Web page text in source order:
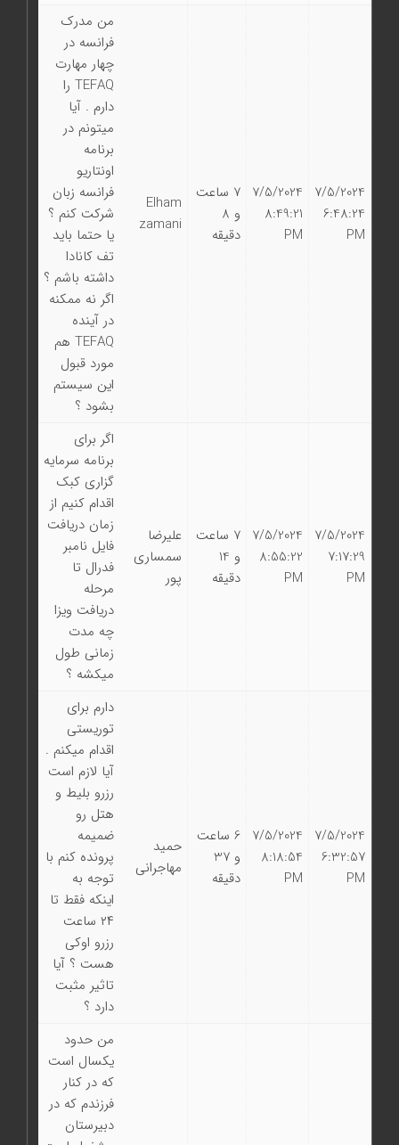
7/5/2024
6:48:24
PM
7/5/2024
8:49:21
PM
7 ساعت
و 8
دقیقه
Elham
zamani
من مدرك
فرانسه در
چهار مهارت
TEFAQ را
دارم . آيا
ميتونم در
برنامه
اونتاريو
فرانسه زبان
شركت كنم ؟
يا حتما بايد
تف كانادا
داشته باشم ؟
اگر نه ممكنه
در آينده
TEFAQ هم
مورد قبول
اين سيستم
بشود ؟
7/5/2024
7:17:29
PM
7/5/2024
8:55:22
PM
7 ساعت
و 14
دقیقه
علیرضا
سمساری
پور
اگر برای
برنامه سرمایه
گزاری کبک
اقدام کنیم از
زمان دریافت
فایل نامبر
فدرال تا
مرحله
دریافت ویزا
چه مدت
زمانی طول
میکشه ؟
7/5/2024
6:32:57
PM
7/5/2024
8:18:54
PM
6 ساعت
و 37
دقیقه
حمید
مهاجرانی
دارم برای
توریستی
اقدام میکنم .
آیا لازم است
رزرو بلیط و
هتل رو
ضمیمه
پرونده کنم با
توجه به
اینکه فقط تا
۲۴ ساعت
رزرو اوکی
هست ؟ آیا
تاثیر مثبت
دارد ؟
من حدود
یکسال است
که در کنار
فرزندم که در
دبیرستان